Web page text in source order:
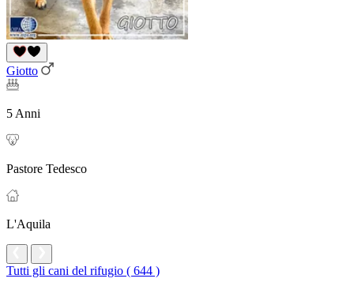
Giotto
5 Anni
Pastore Tedesco
L'Aquila
Tutti gli cani del rifugio ( 644 )